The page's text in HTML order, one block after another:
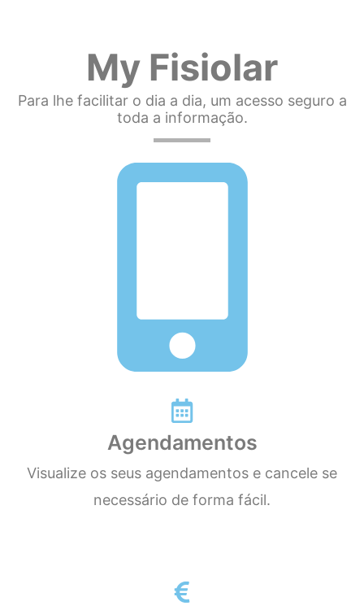
My Fisiolar
Para lhe facilitar o dia a dia, um acesso seguro a
toda a informação.
Agendamentos
Visualize os seus agendamentos e cancele se
necessário de forma fácil.